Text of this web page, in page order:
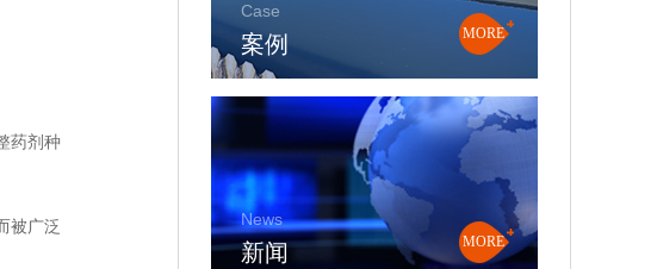
药剂种
被广泛
Case
案例 MORE
News
新闻 MORE